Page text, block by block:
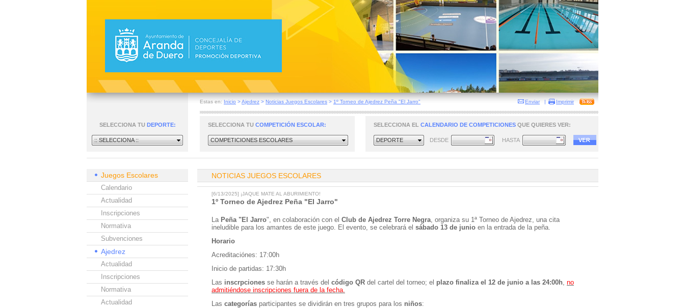
Estas en: Inicio >Ajedrez > Noticias Juegos Escolares > 1º Torneo de Ajedrez Peña "El Jarro" Enviar | Imprimir
SELECCIONA TU DEPORTE:
:: SELECCIONA ::
SELECCIONA TU COMPETICIÓN ESCOLAR:
COMPETICIONES ESCOLARES
SELECCIONA EL CALENDARIO DE COMPETICIONES QUE QUIERES VER:
DEPORTE DESDE HASTA
Juegos Escolares
Calendario
Actualidad
Inscripciones
Normativa
Subvenciones
Ajedrez
Actualidad
Inscripciones
Normativa
Actualidad
NOTICIAS JUEGOS ESCOLARES
[6/13/2025] ¡JAQUE MATE AL ABURIMIENTO!
1º Torneo de Ajedrez Peña "El Jarro"
La Peña "El Jarro", en colaboración con el Club de Ajedrez Torre Negra, organiza su 1ª Torneo de Ajedrez, una cita
ineludible para los amantes de este juego. El evento, se celebrará el sábado 13 de junio en la entrada de la peña.
Horario
Acreditaciónes: 17:00h
Inicio de partidas: 17:30h
Las inscrpciones se harán a través del código QR del cartel del torneo; el plazo finaliza el 12 de junio a las 24:00h, no
admitiéndose inscripciones fuera de la fecha.
Las categorías participantes se dividirán en tres grupos para los niños: